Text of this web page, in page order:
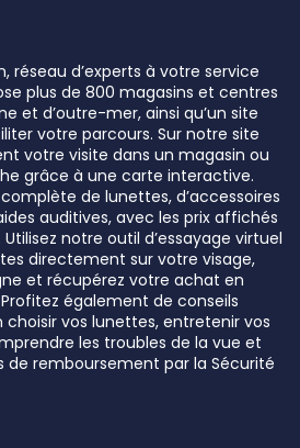
réseau d’experts à votre service
plus de 800 magasins et centres
et d’outre-mer, ainsi qu’un site
votre parcours. Sur notre site
votre visite dans un magasin ou
grâce à une carte interactive.
de lunettes, d’accessoires
auditives, avec les prix affichés
notre outil d’essayage virtuel
directement sur votre visage,
et récupérez votre achat en
également de conseils
choisir vos lunettes, entretenir vos
les troubles de la vue et
remboursement par la Sécurité